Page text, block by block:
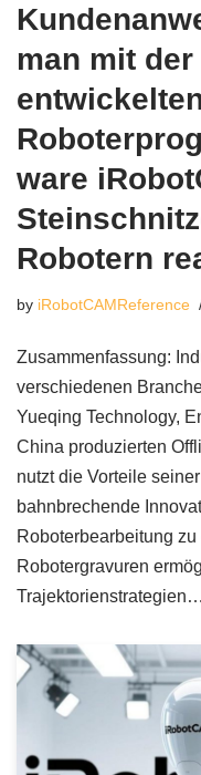
man mit
ware
Robotern
by iRobotCAMReference
Zusammenfassung:
verschiedenen
Yueqing Technology,
China produzierten
nutzt die Vorteile
bahnbrechende
Roboterbearbeitung
Robotergravuren
Trajektorienstrategien…